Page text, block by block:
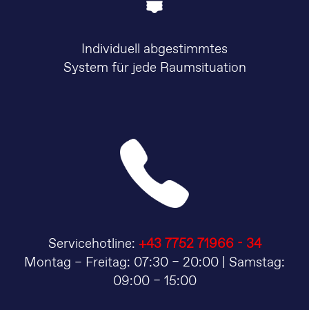
Individuell abgestimmtes
System für jede Raumsituation
Servicehotline: +43 7752 71966 - 34
Montag – Freitag: 07:30 – 20:00 | Samstag:
09:00 – 15:00